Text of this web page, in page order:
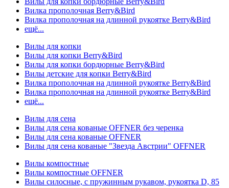
Вилка прополочная Berry&Bird
Вилка прополочная на длинной рукоятке Berry&Bird
ещё...
Вилы для копки
Вилы для копки Berry&Bird
Вилы для копки бордюрные Berry&Bird
Вилы детские для копки Berry&Bird
Вилка прополочная на длинной рукоятке Berry&Bird
Вилка прополочная на длинной рукоятке Berry&Bird
ещё...
Вилы для сена
Вилы для сена кованые OFFNER без черенка
Вилы для сена кованые OFFNER
Вилы для сена кованые "Звезда Австрии" OFFNER
Вилы компостные
Вилы компостные OFFNER
Вилы силосные, с пружинным рукавом, рукоятка D, 85